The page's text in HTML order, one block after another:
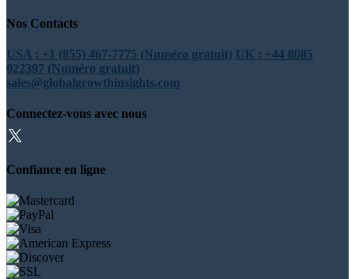
Nos Contacts
USA : +1 (855) 467-7775 (Numéro gratuit) UK : +44 8085
022397 (Numéro gratuit)
sales@globalgrowthinsights.com
Connectez-vous avec nous
Confiance en ligne